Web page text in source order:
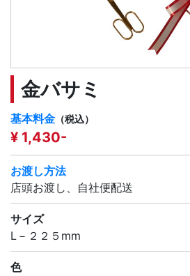
金バサミ
基本料金 （税込）
¥ 1,430-
お渡し方法
店頭お渡し、自社便配送
サイズ
L－２２５mm
色